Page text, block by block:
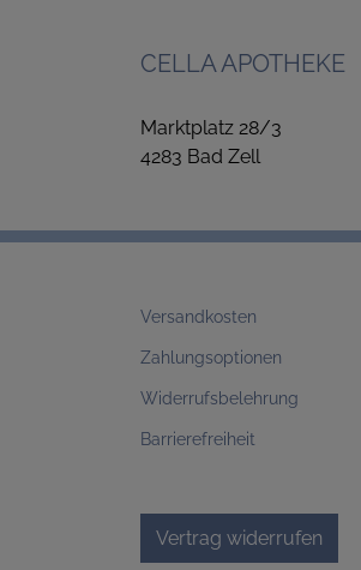
CELLA APOTHEKE
Marktplatz 28/3
4283 Bad Zell
Versandkosten
Zahlungsoptionen
Widerrufsbelehrung
Barrierefreiheit
Vertrag widerrufen